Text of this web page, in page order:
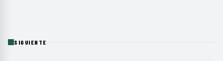
SIGUIENTE